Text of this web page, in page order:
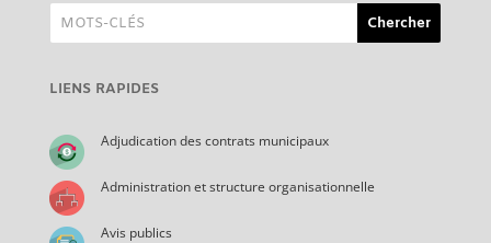
LIENS RAPIDES
Adjudication des contrats municipaux
Administration et structure organisationnelle
Avis publics